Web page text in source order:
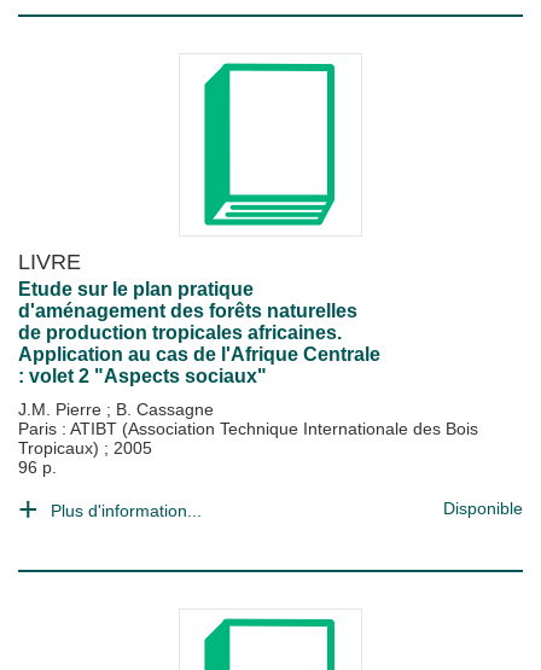
LIVRE
Etude sur le plan pratique
d'aménagement des forêts naturelles
de production tropicales africaines.
Application au cas de l'Afrique Centrale
: volet 2 "Aspects sociaux"
J.M. Pierre ; B. Cassagne
Paris : ATIBT (Association Technique Internationale des Bois
Tropicaux) ; 2005
96 p.
Plus d'information... Disponible